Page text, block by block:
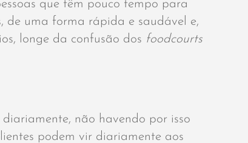
que têm pouco tempo para
de uma forma rápida e saudável e,
longe da confusão dos foodcourts
diariamente, não havendo por isso
podem vir diariamente aos